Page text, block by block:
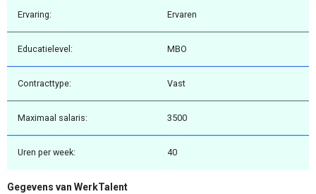
Ervaring: Ervaren
Educatielevel: MBO
Contracttype: Vast
Maximaal salaris: 3500
Uren per week: 40
Gegevens van WerkTalent